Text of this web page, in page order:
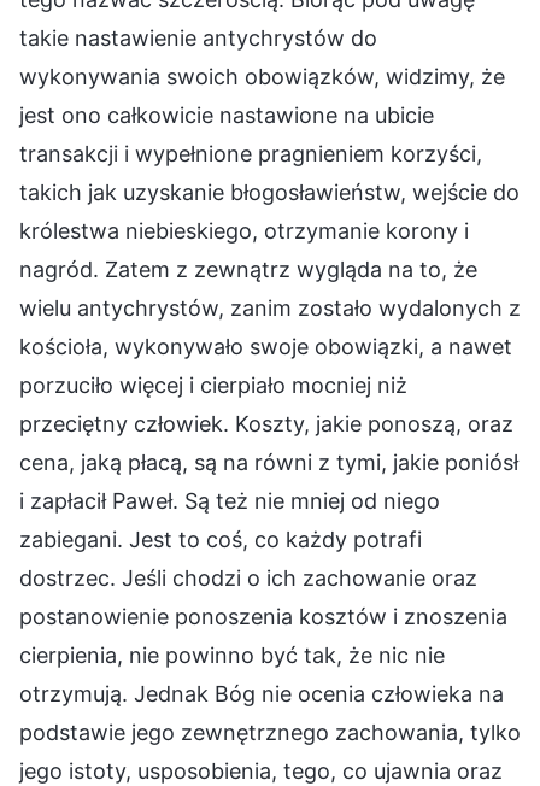
takie nastawienie antychrystów do
wykonywania swoich obowiązków, widzimy, że
jest ono całkowicie nastawione na ubicie
transakcji i wypełnione pragnieniem korzyści,
takich jak uzyskanie błogosławieństw, wejście do
królestwa niebieskiego, otrzymanie korony i
nagród. Zatem z zewnątrz wygląda na to, że
wielu antychrystów, zanim zostało wydalonych z
kościoła, wykonywało swoje obowiązki, a nawet
porzuciło więcej i cierpiało mocniej niż
przeciętny człowiek. Koszty, jakie ponoszą, oraz
cena, jaką płacą, są na równi z tymi, jakie poniósł
i zapłacił Paweł. Są też nie mniej od niego
zabiegani. Jest to coś, co każdy potrafi
dostrzec. Jeśli chodzi o ich zachowanie oraz
postanowienie ponoszenia kosztów i znoszenia
cierpienia, nie powinno być tak, że nic nie
otrzymują. Jednak Bóg nie ocenia człowieka na
podstawie jego zewnętrznego zachowania, tylko
jego istoty, usposobienia, tego, co ujawnia oraz